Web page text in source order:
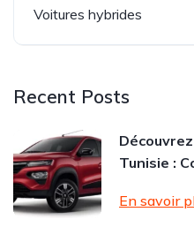
Voitures hybrides
Recent Posts
Tunisie :
En savoir